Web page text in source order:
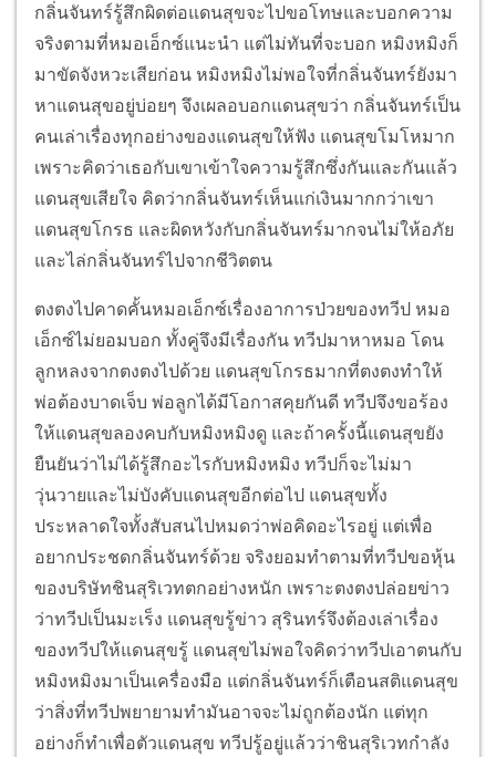
กลิ่นจันทร์รู้สึกผิดต่อแดนสุขจะไปขอโทษและบอกความ
จริงตามที่หมอเอ็กซ์แนะนำ แต่ไม่ทันที่จะบอก หมิงหมิงก็
มาขัดจังหวะเสียก่อน หมิงหมิงไม่พอใจที่กลิ่นจันทร์ยังมา
หาแดนสุขอยู่บ่อยๆ จึงเผลอบอกแดนสุขว่า กลิ่นจันทร์เป็น
คนเล่าเรื่องทุกอย่างของแดนสุขให้ฟัง แดนสุขโมโหมาก
เพราะคิดว่าเธอกับเขาเข้าใจความรู้สึกซึ่งกันและกันแล้ว
แดนสุขเสียใจ คิดว่ากลิ่นจันทร์เห็นแก่เงินมากกว่าเขา
แดนสุขโกรธ และผิดหวังกับกลิ่นจันทร์มากจนไม่ให้อภัย
และไล่กลิ่นจันทร์ไปจากชีวิตตน
ตงตงไปคาดคั้นหมอเอ็กซ์เรื่องอาการป่วยของทวีป หมอ
เอ็กซ์ไม่ยอมบอก ทั้งคู่จึงมีเรื่องกัน ทวีปมาหาหมอ โดน
ลูกหลงจากตงตงไปด้วย แดนสุขโกรธมากที่ตงตงทำให้
พ่อต้องบาดเจ็บ พ่อลูกได้มีโอกาสคุยกันดี ทวีปจึงขอร้อง
ให้แดนสุขลองคบกับหมิงหมิงดู และถ้าครั้งนี้แดนสุขยัง
ยืนยันว่าไม่ได้รู้สึกอะไรกับหมิงหมิง ทวีปก็จะไม่มา
วุ่นวายและไม่บังคับแดนสุขอีกต่อไป แดนสุขทั้ง
ประหลาดใจทั้งสับสนไปหมดว่าพ่อคิดอะไรอยู่ แต่เพื่อ
อยากประชดกลิ่นจันทร์ด้วย จริงยอมทำตามที่ทวีปขอหุ้น
ของบริษัทชินสุริเวทตกอย่างหนัก เพราะตงตงปล่อยข่าว
ว่าทวีปเป็นมะเร็ง แดนสุขรู้ข่าว สุรินทร์จึงต้องเล่าเรื่อง
ของทวีปให้แดนสุขรู้ แดนสุขไม่พอใจคิดว่าทวีปเอาตนกับ
หมิงหมิงมาเป็นเครื่องมือ แต่กลิ่นจันทร์ก็เตือนสติแดนสุข
ว่าสิ่งที่ทวีปพยายามทำมันอาจจะไม่ถูกต้องนัก แต่ทุก
อย่างก็ทำเพื่อตัวแดนสุข ทวีปรู้อยู่แล้วว่าชินสุริเวทกำลัง